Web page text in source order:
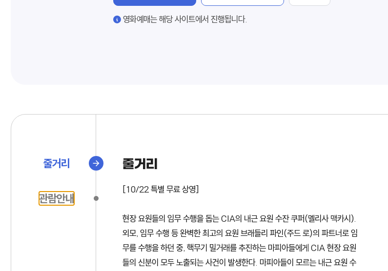
영화예매는 해당 사이트에서 진행됩니다.
줄거리
관람안내
줄거리
[10/22 특별 무료 상영]
현장 요원들의 임무 수행을 돕는 CIA의 내근 요원 수잔 쿠퍼(멜리사 맥카시).
외모, 임무 수행 등 완벽한 최고의 요원 브래들리 파인(주드 로)의 파트너로 임
무를 수행을 하던 중, 핵무기 밀거래를 추진하는 마피아들에게 CIA 현장 요원
들의 신분이 모두 노출되는 사건이 발생한다. 마피아들이 모르는 내근 요원 수